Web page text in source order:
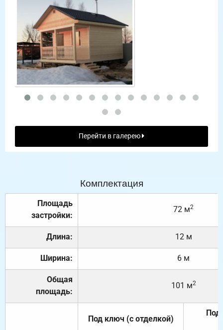
Перейти в галерею
Комплектация
Площадь
застройки:
72 м2
Длина: 12 м
Ширина: 6 м
Общая
площадь:
101 м2
Под ключ (с отделкой)
Под